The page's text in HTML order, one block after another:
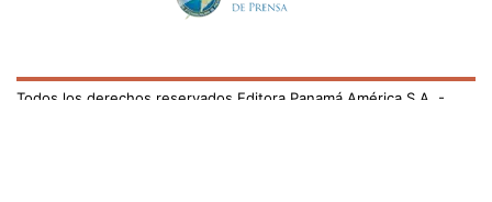
Todos los derechos reservados Editora Panamá América S.A. -